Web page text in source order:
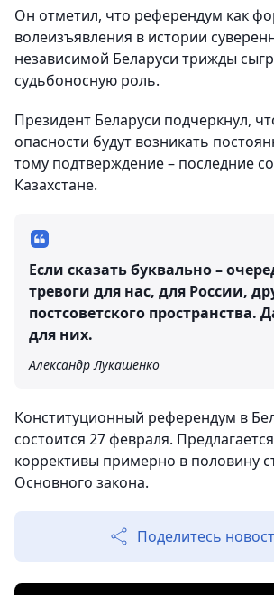
Он отметил, что референдум как
волеизъявления в истории
независимой Беларуси трижды
судьбоносную роль.
Президент Беларуси подчеркнул,
опасности будут возникать
тому подтверждение – последние
Казахстане.
Если сказать буквально –
тревоги для нас, для России,
постсоветского пространства.
для них.
Александр Лукашенко
Конституционный референдум в
состоится 27 февраля.
коррективы примерно в половину
Основного закона.
Поделитесь